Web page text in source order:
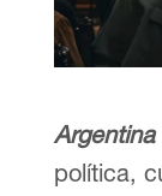
Argentina
política,